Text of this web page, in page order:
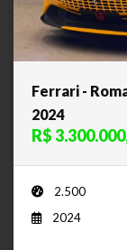
Ferrari -
2024
R$
2.500
2024